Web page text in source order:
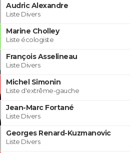
Audric Alexandre
Liste Divers
Marine Cholley
Liste écologiste
François Asselineau
Liste Divers
Michel Simonin
Liste d'extrême-gauche
Jean-Marc Fortané
Liste Divers
Georges Renard-Kuzmanovic
Liste Divers